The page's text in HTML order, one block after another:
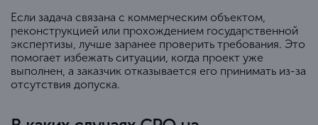
Если задача связана с коммерческим объектом,
реконструкцией или прохождением государственной
экспертизы, лучше заранее проверить требования. Это
помогает избежать ситуации, когда проект уже
выполнен, а заказчик отказывается его принимать из-за
отсутствия допуска.